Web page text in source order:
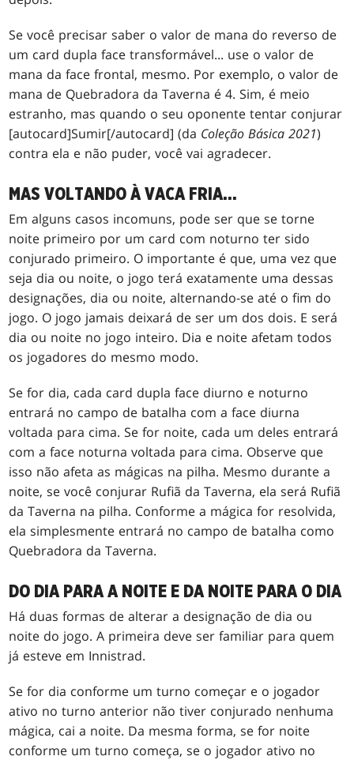
Se você precisar saber o valor de mana do reverso de
um card dupla face transformável... use o valor de
mana da face frontal, mesmo. Por exemplo, o valor de
mana de Quebradora da Taverna é 4. Sim, é meio
estranho, mas quando o seu oponente tentar conjurar
[autocard]Sumir[/autocard] (da Coleção Básica 2021)
contra ela e não puder, você vai agradecer.
MAS VOLTANDO À VACA FRIA...
Em alguns casos incomuns, pode ser que se torne
noite primeiro por um card com noturno ter sido
conjurado primeiro. O importante é que, uma vez que
seja dia ou noite, o jogo terá exatamente uma dessas
designações, dia ou noite, alternando-se até o fim do
jogo. O jogo jamais deixará de ser um dos dois. E será
dia ou noite no jogo inteiro. Dia e noite afetam todos
os jogadores do mesmo modo.
Se for dia, cada card dupla face diurno e noturno
entrará no campo de batalha com a face diurna
voltada para cima. Se for noite, cada um deles entrará
com a face noturna voltada para cima. Observe que
isso não afeta as mágicas na pilha. Mesmo durante a
noite, se você conjurar Rufiã da Taverna, ela será Rufiã
da Taverna na pilha. Conforme a mágica for resolvida,
ela simplesmente entrará no campo de batalha como
Quebradora da Taverna.
DO DIA PARA A NOITE E DA NOITE PARA O DIA
Há duas formas de alterar a designação de dia ou
noite do jogo. A primeira deve ser familiar para quem
já esteve em Innistrad.
Se for dia conforme um turno começar e o jogador
ativo no turno anterior não tiver conjurado nenhuma
mágica, cai a noite. Da mesma forma, se for noite
conforme um turno começa, se o jogador ativo no